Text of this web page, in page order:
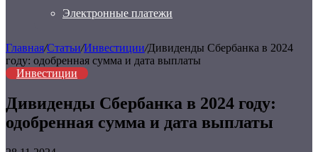
Электронные платежи
Главная/Статьи/Инвестиции/Дивиденды Сбербанка в 2024
году: одобренная сумма и дата выплаты
Инвестиции
Дивиденды Сбербанка в 2024 году:
одобренная сумма и дата выплаты